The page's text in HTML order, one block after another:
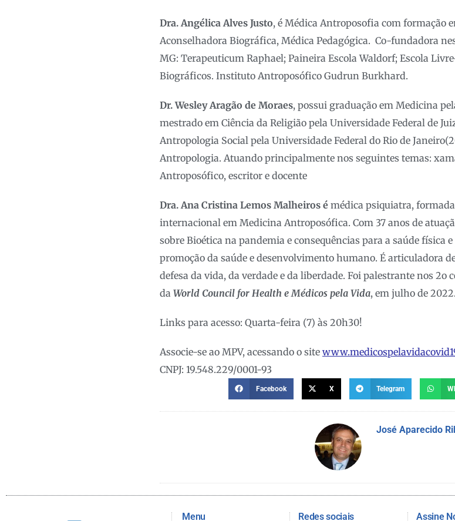
Dra. Angélica Alves Justo, é Médica Antroposofia com formação
Aconselhadora Biográfica, Médica Pedagógica. Co-fundadora
MG: Terapeuticum Raphael; Paineira Escola Waldorf; Escola
Biográficos. Instituto Antroposófico Gudrun Burkhard.
Dr. Wesley Aragão de Moraes, possui graduação em Medicina
mestrado em Ciência da Religião pela Universidade Federal de
Antropologia Social pela Universidade Federal do Rio de
Antropologia. Atuando principalmente nos seguintes temas:
Antroposófico, escritor e docente
Dra. Ana Cristina Lemos Malheiros é médica psiquiatra,
internacional em Medicina Antroposófica. Com 37 anos de
sobre Bioética na pandemia e consequências para a saúde física
promoção da saúde e desenvolvimento humano. É articuladora
defesa da vida, da verdade e da liberdade. Foi palestrante nos 2o
da World Council for Health e Médicos pela Vida, em julho de 2022.
Links para acesso: Quarta-feira (7) às 20h30!
Associe-se ao MPV, acessando o site
CNPJ: 19.548.229/0001-93
Facebook X Telegram
José Aparecido
Menu Redes sociais Assine